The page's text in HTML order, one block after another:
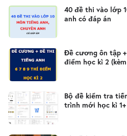
40 đề thi vào lớp
anh có đáp án
Đề cương ôn tập
điểm học kì 2
Bộ đề kiểm tra
trình mới học kì